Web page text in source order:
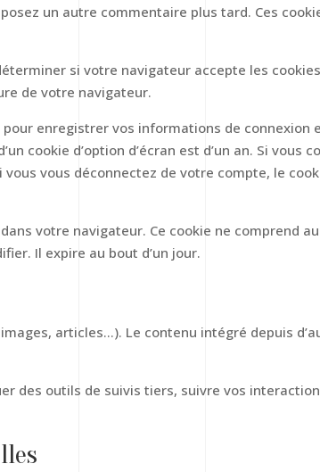
un autre commentaire plus tard. Ces
si votre navigateur accepte les
de votre navigateur.
enregistrer vos informations de connexion
cookie d’option d’écran est d’un an. Si vous
vous déconnectez de votre compte, le
votre navigateur. Ce cookie ne comprend
Il expire au bout d’un jour.
articles…). Le contenu intégré depuis
des outils de suivis tiers, suivre vos